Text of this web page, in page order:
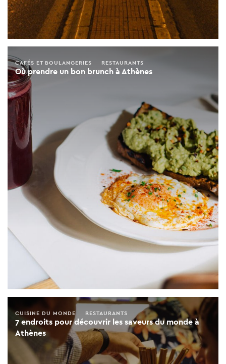
Où prendre un bon brunch à Athènes
CAFÉS ET BOULANGERIES RESTAURANTS
7 endroits pour découvrir les saveurs du monde à
Athènes
CUISINE DU MONDE RESTAURANTS